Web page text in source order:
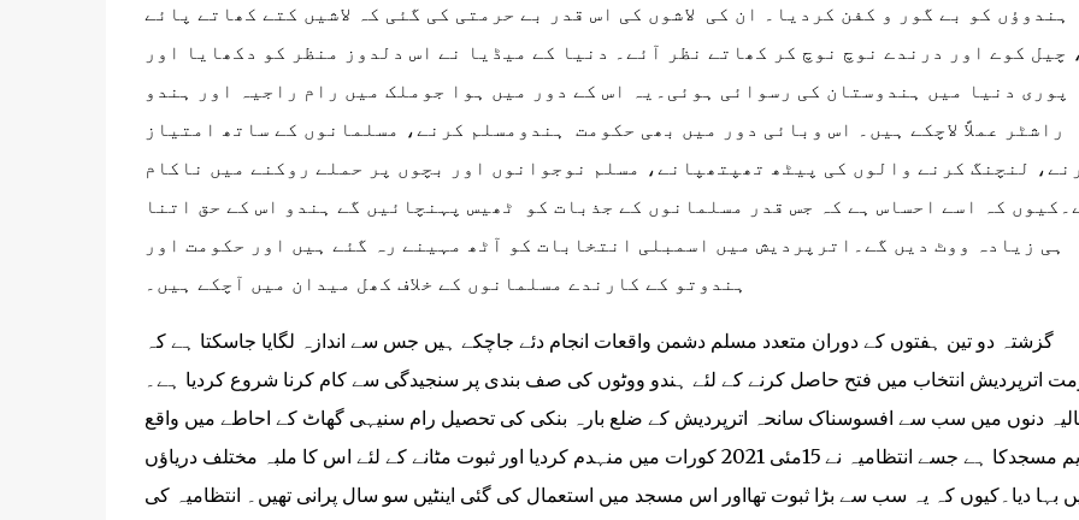
ہندوؤں کو بے گور و کفن کردیا۔ ان کی لاشوں کی اس قدر بے حرمتی کی گئی کہ لاشیں کتے کھاتے پائے
چیل کوے اور درندے نوچ نوچ کر کھاتے نظر آئے۔ دنیا کے میڈیا نے اس دلدوز منظر کو دکھایا اور
پوری دنیا میں ہندوستان کی رسوائی ہوئی۔یہ اس کے دور میں ہوا جوملک میں رام راجیہ اور ہندو
راشٹر عملاً لاچکے ہیں۔ اس وبائی دور میں بھی حکومت ہندومسلم کرنے، مسلمانوں کے ساتھ امتیاز
لنچنگ کرنے والوں کی پیٹھ تھپتھپانے، مسلم نوجوانوں اور بچوں پر حملے روکنے میں ناکام
کہ اسے احساس ہے کہ جس قدر مسلمانوں کے جذبات کو ٹھیس پہنچائیں گے ہندو اس کے حق اتنا
ہی زیادہ ووٹ دیں گے۔اترپردیش میں اسمبلی انتخابات کو آٹھ مہینے رہ گئے ہیں اور حکومت اور
گزشتہ دو تین ہفتوں کے دوران متعدد مسلم دشمن واقعات انجام دئے جاچکے ہیں جس سے اندازہ لگایا جاسکتا ہے کہ
اترپردیش انتخاب میں فتح حاصل کرنے کے لئے ہندو ووٹوں کی صف بندی پر سنجیدگی سے کام کرنا شروع کردیا ہے۔
دنوں میں سب سے افسوسناک سانحہ اترپردیش کے ضلع بارہ بنکی کی تحصیل رام سنیہی گھاٹ کے احاطے میں واقع
قدیم مسجدکا ہے جسے انتظامیہ نے 15مئی 2021 کورات میں منہدم کردیا اور ثبوت مٹانے کے لئے اس کا ملبہ مختلف دریاؤں
بہا دیا۔کیوں کہ یہ سب سے بڑا ثبوت تھااور اس مسجد میں استعمال کی گئی اینٹیں سو سال پرانی تھیں۔ انتظامیہ کی